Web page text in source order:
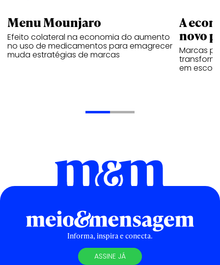
Menu Mounjaro
Efeito colateral na economia do aumento
no uso de medicamentos para emagrecer
muda estratégias de marcas
A
novo
Marcas
em
Informa, inspira e conecta.
ASSINE JÁ